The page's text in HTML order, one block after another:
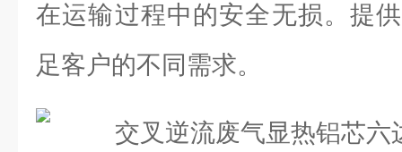
在运输过程中的安全无损。提
足客户的不同需求。